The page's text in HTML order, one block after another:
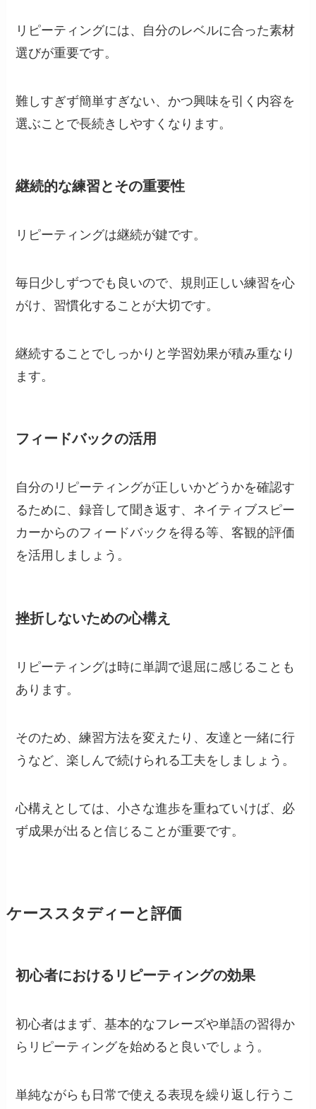
リピーティングには、自分のレベルに合った素材
選びが重要です。
難しすぎず簡単すぎない、かつ興味を引く内容を
選ぶことで長続きしやすくなります。
継続的な練習とその重要性
リピーティングは継続が鍵です。
毎日少しずつでも良いので、規則正しい練習を心
がけ、習慣化することが大切です。
継続することでしっかりと学習効果が積み重なり
ます。
フィードバックの活用
自分のリピーティングが正しいかどうかを確認す
るために、録音して聞き返す、ネイティブスピー
カーからのフィードバックを得る等、客観的評価
を活用しましょう。
挫折しないための心構え
リピーティングは時に単調で退屈に感じることも
あります。
そのため、練習方法を変えたり、友達と一緒に行
うなど、楽しんで続けられる工夫をしましょう。
心構えとしては、小さな進歩を重ねていけば、必
ず成果が出ると信じることが重要です。
ケーススタディーと評価
初心者におけるリピーティングの効果
初心者はまず、基本的なフレーズや単語の習得か
らリピーティングを始めると良いでしょう。
単純ながらも日常で使える表現を繰り返し行うこ